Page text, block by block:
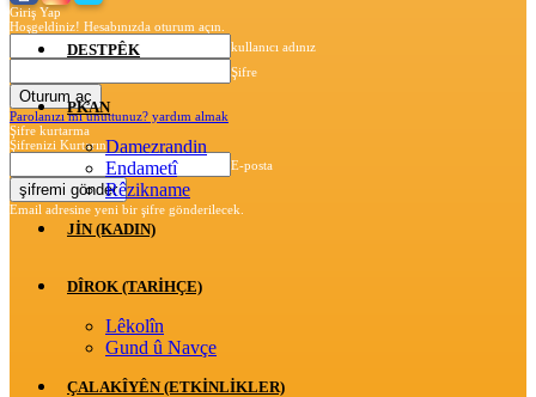
Giriş Yap
Hoşgeldiniz! Hesabınızda oturum açın.
kullanıcı adınız
Şifre
Parolanızı mı unuttunuz? yardım almak
Şifre kurtarma
Şifrenizi Kurtarın
E-posta
Email adresine yeni bir şifre gönderilecek.
DESTPÊK
PKAN
Damezrandin
Endametî
Rêzikname
JİN (KADIN)
DÎROK (TARİHÇE)
Lêkolîn
Gund û Navçe
ÇALAKÎYÊN (ETKINLIKLER)